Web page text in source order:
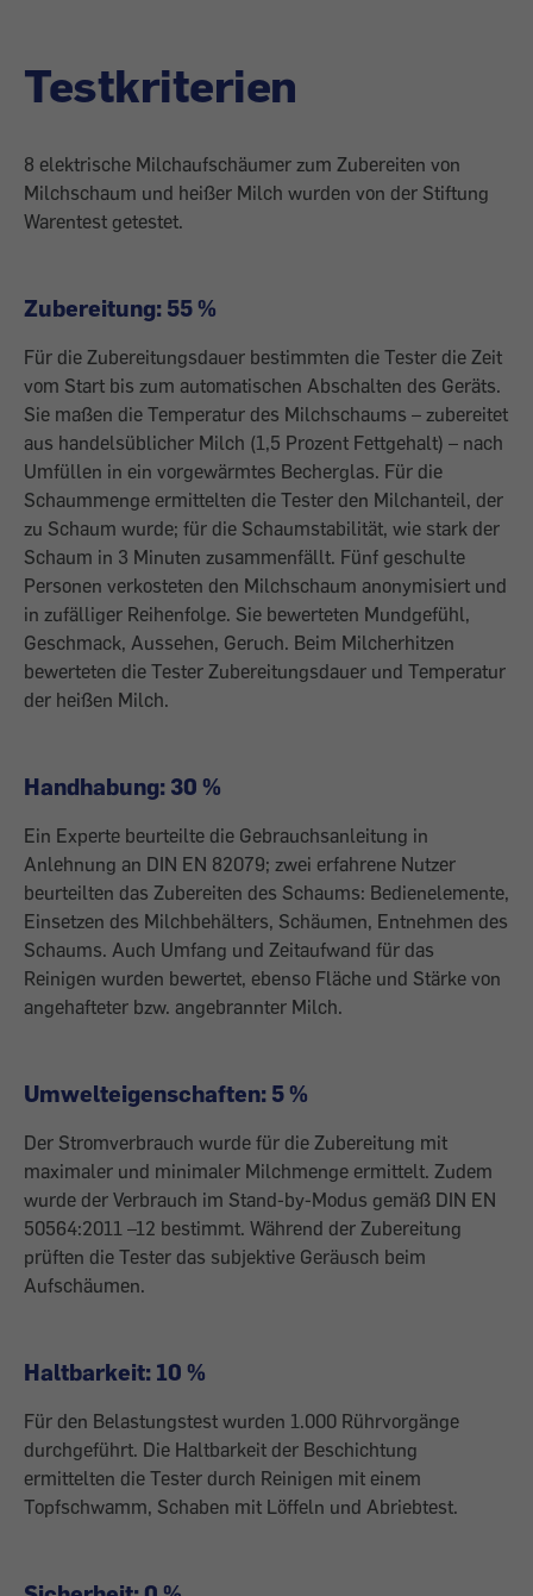
Testkriterien
8 elektrische Milchaufschäumer zum Zubereiten von
Milchschaum und heißer Milch wurden von der Stiftung
Warentest getestet.
Zubereitung: 55 %
Für die Zubereitungsdauer bestimmten die Tester die Zeit
vom Start bis zum automatischen Abschalten des Geräts.
Sie maßen die Temperatur des Milchschaums – zubereitet
aus handelsüblicher Milch (1,5 Prozent Fettgehalt) – nach
Umfüllen in ein vorgewärmtes Becherglas. Für die
Schaummenge ermittelten die Tester den Milchanteil, der
zu Schaum wurde; für die Schaumstabilität, wie stark der
Schaum in 3 Minuten zusammenfällt. Fünf geschulte
Personen verkosteten den Milchschaum anonymisiert und
in zufälliger Reihenfolge. Sie bewerteten Mundgefühl,
Geschmack, Aussehen, Geruch. Beim Milcherhitzen
bewerteten die Tester Zubereitungsdauer und Temperatur
der heißen Milch.
Handhabung: 30 %
Ein Experte beurteilte die Gebrauchsanleitung in
Anlehnung an DIN EN 82079; zwei erfahrene Nutzer
beurteilten das Zubereiten des Schaums: Bedienelemente,
Einsetzen des Milchbehälters, Schäumen, Entnehmen des
Schaums. Auch Umfang und Zeitaufwand für das
Reinigen wurden bewertet, ebenso Fläche und Stärke von
angehafteter bzw. angebrannter Milch.
Umwelteigenschaften: 5 %
Der Stromverbrauch wurde für die Zubereitung mit
maximaler und minimaler Milchmenge ermittelt. Zudem
wurde der Verbrauch im Stand-by-Modus gemäß DIN EN
50564:2011 –12 bestimmt. Während der Zubereitung
prüften die Tester das subjektive Geräusch beim
Aufschäumen.
Haltbarkeit: 10 %
Für den Belastungstest wurden 1.000 Rührvorgänge
durchgeführt. Die Haltbarkeit der Beschichtung
ermittelten die Tester durch Reinigen mit einem
Topfschwamm, Schaben mit Löffeln und Abriebtest.